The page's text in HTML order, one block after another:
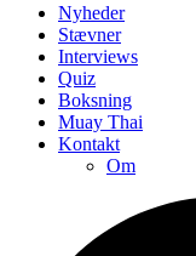
Nyheder
Stævner
Interviews
Quiz
Boksning
Muay Thai
Kontakt
Om